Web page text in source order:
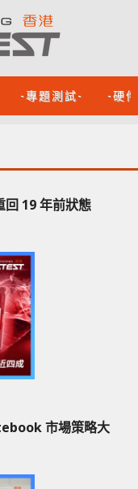
-專題測試- -硬
19 年前狀態
市場策略大